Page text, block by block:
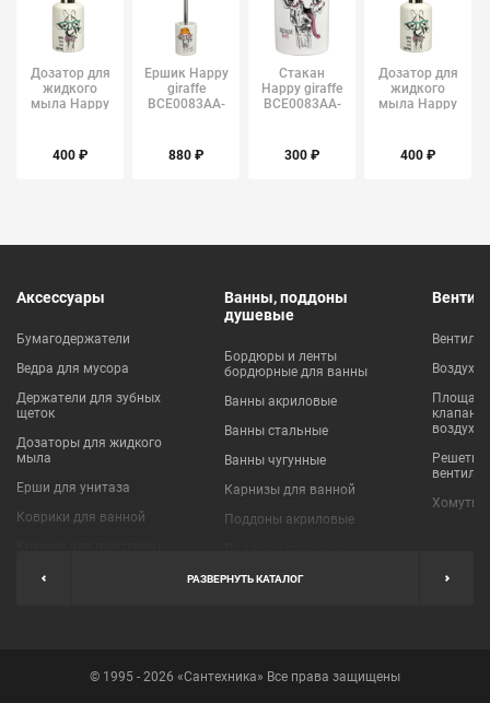
Дозатор для
жидкого
мыла Happy
LD
400 ₽
Ершик Happy
giraffe
BCE0083AA-
880 ₽
Стакан
Happy giraffe
BCE0083AA-
300 ₽
Дозатор для
жидкого
мыла Happy
LD
400 ₽
Аксессуары
Бумагодержатели
Ведра для мусора
Держатели для зубных
щеток
Дозаторы для жидкого
мыла
Ерши для унитаза
Коврики для ванной
Мыльницы
Полотенцедержатели
Ванны, поддоны
душевые
Бордюры и ленты
бордюрные для ванны
Ванны акриловые
Ванны стальные
Ванны чугунные
Карнизы для ванной
Поддоны акриловые
Пробки для ванн
клапаны
Решетки
Хомуты
РАЗВЕРНУТЬ КАТАЛОГ
© 1995 - 2026 «Сантехника» Все права защищены